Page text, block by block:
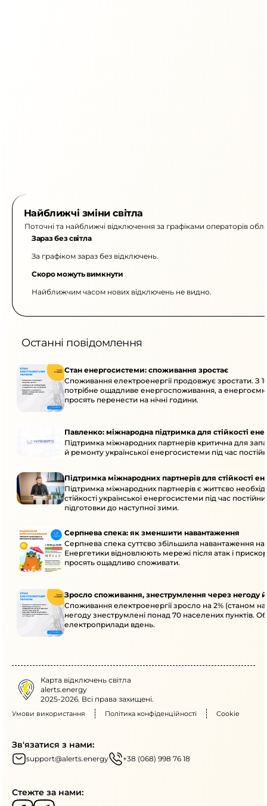
Найближчі зміни світла
Поточні та найближчі відключення за графіками операторів
Зараз без світла
За графіком зараз без відключень.
Скоро можуть вимкнути
Найближчим часом нових відключень не видно.
Останні повідомлення
Стан енергосистеми: споживання зростає
Споживання електроенергії продовжує зростати. З
потрібне ощадливе енергоспоживання, а
просять перенести на нічні години.
Павленко: міжнародна підтримка для стійкості
Підтримка міжнародних партнерів критична для
й ремонту української енергосистеми під час
Підтримка міжнародних партнерів для стійкості
Підтримка міжнародних партнерів є життєво
стійкості української енергосистеми під час
підготовки до наступної зими.
Серпнева спека: як зменшити навантаження
Серпнева спека суттєво збільшила навантаження
Енергетики відновлюють мережі після атак і
просять ощадливо споживати.
Зросло споживання, знеструмлення через негоду
Споживання електроенергії зросло на 2% (станом
негоду знеструмлені понад 70 населених пунктів.
електроприлади вдень.
Карта відключень світла
alerts.energy
2025-2026. Всі права захищені.
Умови використання Політика конфіденційності Cookie
Зв'язатися з нами:
support@alerts.energy +38 (068) 998 76 18
Стежте за нами: